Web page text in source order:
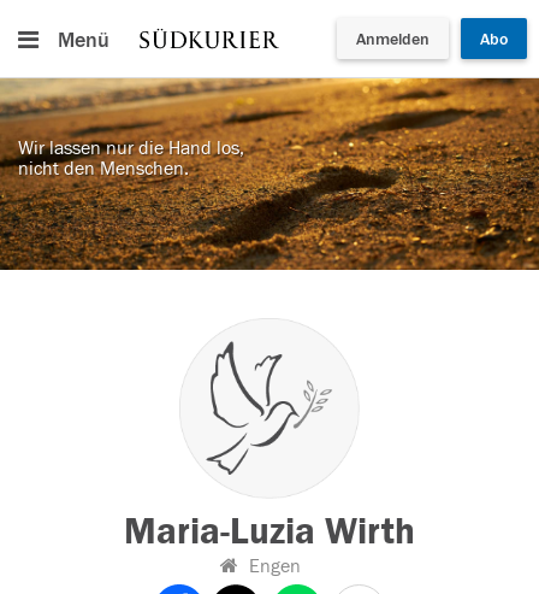
Menü Anmelden Abo
Wir lassen nur die Hand los,
nicht den Menschen.
Maria-Luzia Wirth
Engen